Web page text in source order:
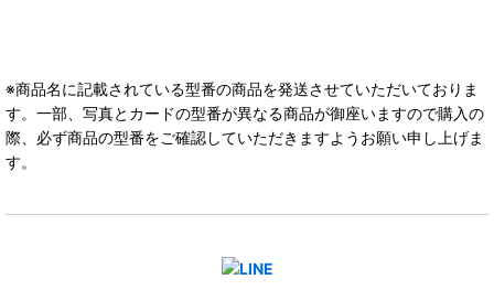
※商品名に記載されている型番の商品を発送させていただいておりま
す。一部、写真とカードの型番が異なる商品が御座いますので購入の
際、必ず商品の型番をご確認していただきますようお願い申し上げま
す。